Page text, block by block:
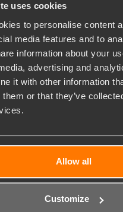
uses cookies
to personalise content
media features and to
information about your
advertising and
it with other information
them or that they’ve
Allow all
Customize